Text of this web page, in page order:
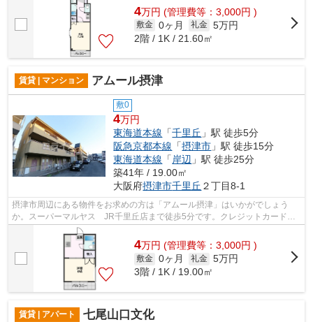
4万円 (管理費等：3,000円 )
敷金 0ヶ月 礼金 5万円
2階 / 1K / 21.60㎡
賃貸 | マンション アムール摂津
敷0
4万円
東海道本線 「千里丘 」駅 徒歩5分
阪急京都本線 「摂津市 」駅 徒歩15分
東海道本線 「 岸辺 」駅 徒歩25分
築41年 / 19.00㎡
大阪府摂津市千里丘 ２丁目8-1
摂津市周辺にある物件をお求めの方は「アムール摂津」はいかがでしょう
か。スーパーマルヤス JR千里丘店まで徒歩5分です。クレジットカードで
初期費用をお支払いいただける物件です。...
4万円 (管理費等：3,000円 )
敷金 0ヶ月 礼金 5万円
3階 / 1K / 19.00㎡
賃貸 | アパート 七尾山口文化